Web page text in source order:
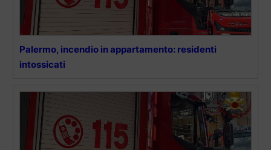
Palermo, incendio in appartamento: residenti
intossicati